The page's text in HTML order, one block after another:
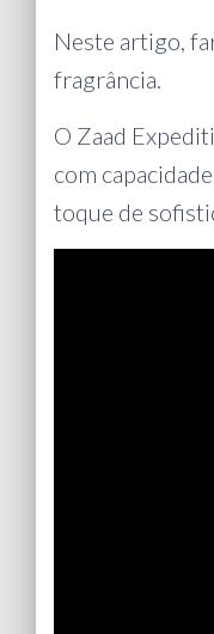
Neste artigo,
fragrância.
O Zaad
com
toque de